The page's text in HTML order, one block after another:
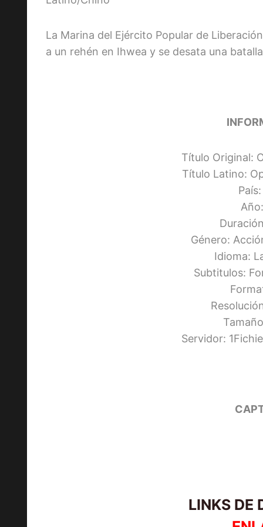
La Marina del Ejército Popular de
a un rehén en Ihwea y se desata una
Título Original:
Título Latino:
Género:
Idioma:
Subtitulos:
Servidor:
LINKS DE